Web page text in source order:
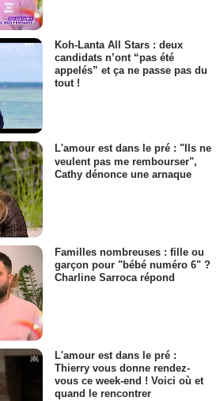
Koh-Lanta All Stars : deux
candidats n’ont “pas été
appelés” et ça ne passe pas du
tout !
L'amour est dans le pré : "Ils ne
veulent pas me rembourser",
Cathy dénonce une arnaque
Familles nombreuses : fille ou
garçon pour "bébé numéro 6" ?
Charline Sarroca répond
L'amour est dans le pré :
Thierry vous donne rendez-
vous ce week-end ! Voici où et
quand le rencontrer